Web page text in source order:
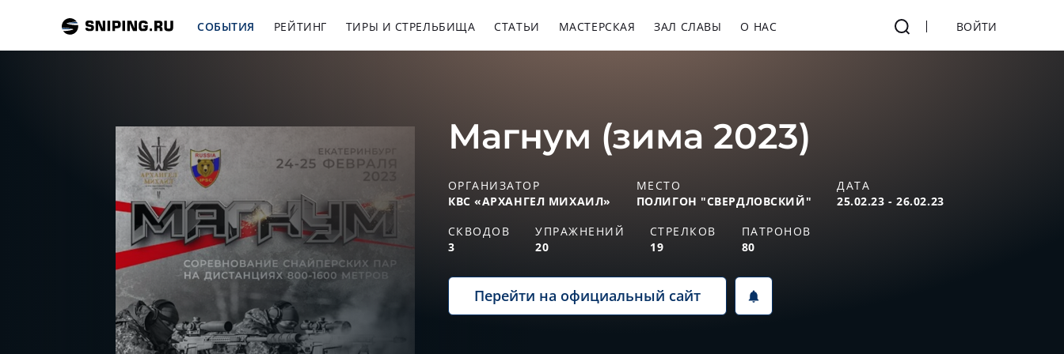
СОБЫТИЯ РЕЙТИНГ ТИРЫ И СТРЕЛЬБИЩА СТАТЬИ МАСТЕРСКАЯ ЗАЛ СЛАВЫ О НАС ВОЙТИ
Магнум (зима 2023)
ОРГАНИЗАТОР
КВС «АРХАНГЕЛ МИХАИЛ»
МЕСТО
ПОЛИГОН "СВЕРДЛОВСКИЙ"
ДАТА
25.02.23 - 26.02.23
СКВОДОВ
3
УПРАЖНЕНИЙ
20
СТРЕЛКОВ
19
ПАТРОНОВ
80
Перейти на официальный сайт